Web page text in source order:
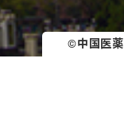
©中国医